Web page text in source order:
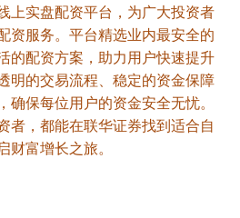
上实盘配资平台，为广大投资者
资服务。平台精选业内最安全的
的配资方案，助力用户快速提升
明的交易流程、稳定的资金保障
保每位用户的资金安全无忧。
者，都能在联华证券找到适合自
富增长之旅。